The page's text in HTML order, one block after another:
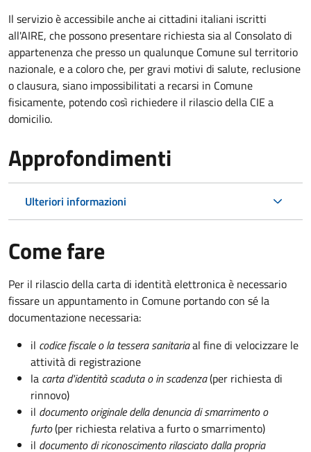
Il servizio è accessibile anche ai cittadini italiani iscritti
all'AIRE, che possono presentare richiesta sia al Consolato di
appartenenza che presso un qualunque Comune sul territorio
nazionale, e a coloro che, per gravi motivi di salute, reclusione
o clausura, siano impossibilitati a recarsi in Comune
fisicamente, potendo così richiedere il rilascio della CIE a
domicilio.
Approfondimenti
Ulteriori informazioni
Come fare
Per il rilascio della carta di identità elettronica è necessario
fissare un appuntamento in Comune portando con sé la
documentazione necessaria:
il codice fiscale o la tessera sanitariaal fine di velocizzare le
attività di registrazione
la carta d'identità scaduta o in scadenza(per richiesta di
rinnovo)
il documento originale della denuncia di smarrimento o
furto(per richiesta relativa a furto o smarrimento)
il documento di riconoscimento rilasciato dalla propria